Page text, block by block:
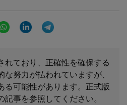
WhatsAppLinkedIn
れており、正確性を確保する
努力が払われていますが、
る可能性があります。正式版
事を参照してください。